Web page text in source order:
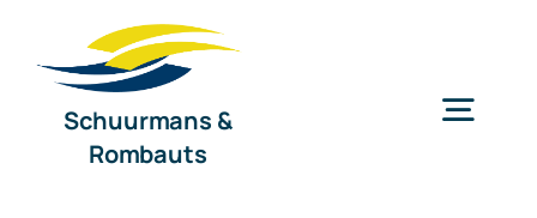
naar
Schuurmans &
Rombauts